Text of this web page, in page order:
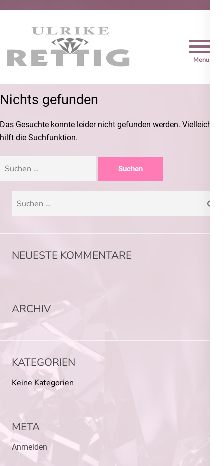
Trauringe Rettig
Nichts gefunden
Das Gesuchte konnte leider nicht gefunden werden. Vielleicht
hilft die Suchfunktion.
NEUESTE KOMMENTARE
ARCHIV
KATEGORIEN
Keine Kategorien
META
Anmelden